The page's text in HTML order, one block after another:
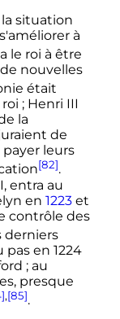
situation
à
le roi à être
nouvelles
était
; Henri III
la
de
leurs
[82].
, entra au
en 1223et
contrôle des
derniers
en 1224
; au
presque
,[85].